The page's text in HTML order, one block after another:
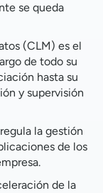
se queda
(CLM) es el
de todo su
hasta su
y supervisión
la gestión
de los
de la